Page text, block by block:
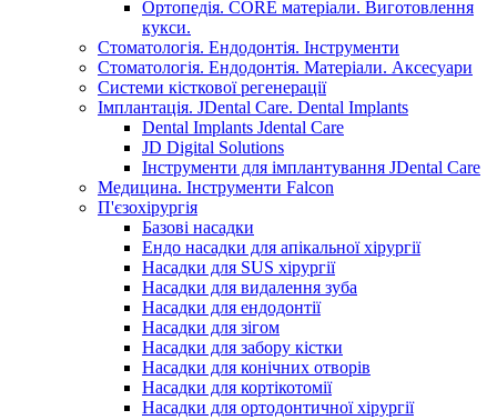
Ортопедія. CORE матеріали. Виготовлення
кукси.
Стоматологія. Ендодонтія. Інструменти
Стоматологія. Ендодонтія. Матеріали. Аксесуари
Системи кісткової регенерації
Імплантація. JDental Care. Dental Implants
Dental Implants Jdental Care
JD Digital Solutions
Інструменти для імплантування JDental Care
Медицина. Інструменти Falcon
П'єзохірургія
Базові насадки
Ендо насадки для апікальної хірургії
Насадки для SUS хірургії
Насадки для видалення зуба
Насадки для ендодонтії
Насадки для зігом
Насадки для забору кістки
Насадки для конічних отворів
Насадки для кортікотомії
Насадки для ортодонтичної хірургії